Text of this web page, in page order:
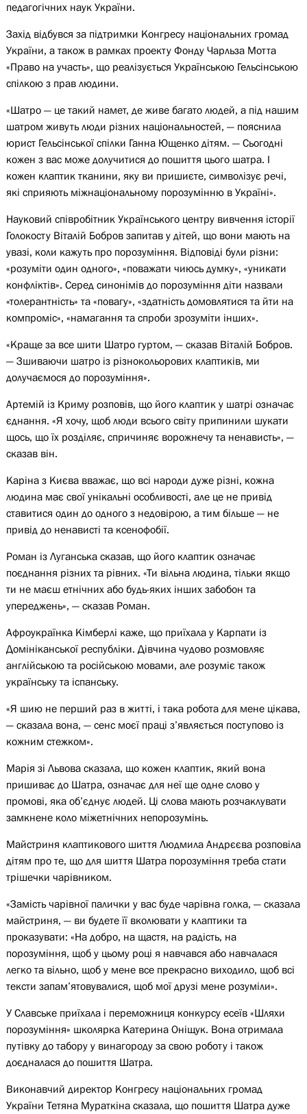
педагогічних наук України.
Захід відбувся за підтримки Конгресу національних громад
України, а також в рамках проекту Фонду Чарльза Мотта
«Право на участь», що реалізується Українською Гельсінською
спілкою з прав людини.
«Шатро — це такий намет, де живе багато людей, а під нашим
шатром живуть люди різних національностей, — пояснила
юрист Гельсінської спілки Ганна Ющенко дітям. — Сьогодні
кожен з вас може долучитися до пошиття цього шатра. І
кожен клаптик тканини, яку ви пришиєте, символізує речі,
які сприяють міжнаціональному порозумінню в Україні».
Науковий співробітник Українського центру вивчення історії
Голокосту Віталій Бобров запитав у дітей, що вони мають на
увазі, коли кажуть про порозуміння. Відповіді були різни:
«розуміти один одного», «поважати чиюсь думку», «уникати
конфліктів». Серед синонімів до порозуміння діти назвали
«толерантність» та «повагу», «здатність домовлятися та йти на
компроміс», «намагання та спроби зрозуміти інших».
«Краще за все шити Шатро гуртом, — сказав Віталій Бобров.
— Зшиваючи шатро із різнокольорових клаптиків, ми
долучаємося до порозуміння».
Артемій із Криму розповів, що його клаптик у шатрі означає
єднання. «Я хочу, щоб люди всього світу припинили шукати
щось, що їх розділяє, спричиняє ворожнечу та ненависть», —
сказав він.
Каріна з Києва вважає, що всі народи дуже різні, кожна
людина має свої унікальні особливості, але це не привід
ставитися один до одного з недовірою, а тим більше — не
привід до ненависті та ксенофобії.
Роман із Луганська сказав, що його клаптик означає
поєднання різних та рівних. «Ти вільна людина, тільки якщо
ти не маєш етнічних або будь-яких інших забобон та
упереджень», — сказав Роман.
Афроукраїнка Кімберлі каже, що приїхала у Карпати із
Домініканської республіки. Дівчина чудово розмовляє
англійською та російською мовами, але розуміє також
українську та іспанську.
«Я шию не перший раз в житті, і така робота для мене цікава,
— сказала вона, — сенс моєї праці з’являється поступово із
кожним стежком».
Марія зі Львова сказала, що кожен клаптик, який вона
пришиває до Шатра, означає для неї ще одне слово у
промові, яка об’єднує людей. Ці слова мають розчаклувати
замкнене коло міжетнічних непорозумінь.
Майстриня клаптикового шиття Людмила Андрєєва розповіла
дітям про те, що для шиття Шатра порозуміння треба стати
трішечки чарівником.
«Замість чарівної палички у вас буде чарівна голка, — сказала
майстриня, — ви будете її вколювати у клаптики та
проказувати: «На добро, на щастя, на радість, на
порозуміння, щоб у цьому році я навчався або навчалася
легко та вільно, щоб у мене все прекрасно виходило, щоб всі
тексти запам’ятовувалися, щоб мої друзі мене розуміли».
У Славське приїхала і переможниця конкурсу есеїв «Шляхи
порозуміння» школярка Катерина Оніщук. Вона отримала
путівку до табору у винагороду за свою роботу і також
доєдналася до пошиття Шатра.
Виконавчий директор Конгресу національних громад
України Тетяна Мураткіна сказала, що пошиття Шатра дуже